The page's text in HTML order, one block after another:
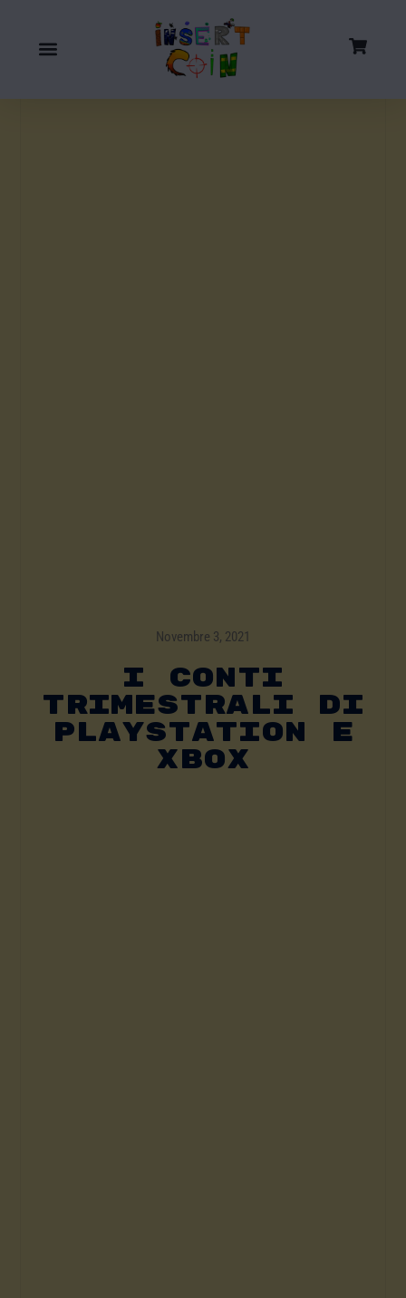
Novembre 3, 2021
I Conti
Trimestrali Di
PlayStation E
Xbox